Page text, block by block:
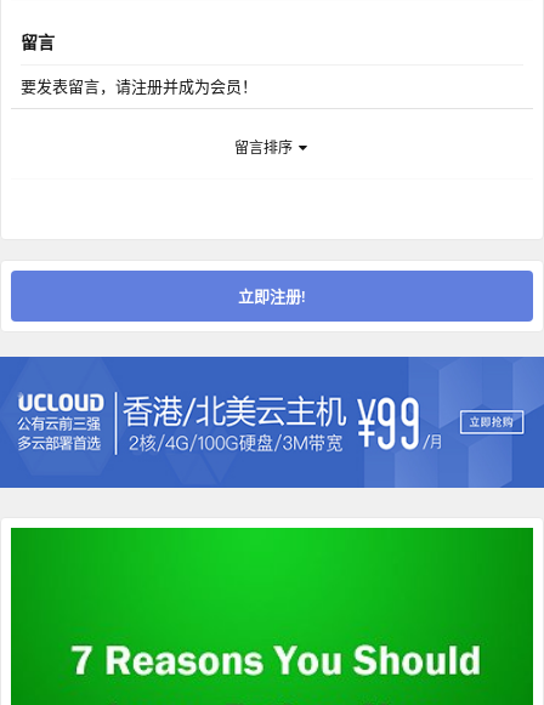
留言
要发表留言，请注册并成为会员！
留言排序
立即注册!